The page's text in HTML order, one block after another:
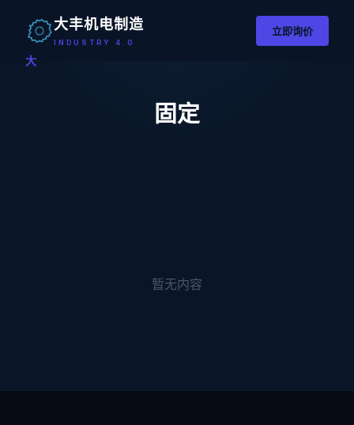
大
大丰机电制造
INDUSTRY 4.0
立即询价
固定
暂无内容